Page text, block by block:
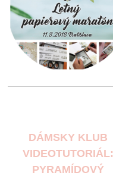
DÁMSKY KLUB
VIDEOTUTORIÁL:
PYRAMÍDOVÝ